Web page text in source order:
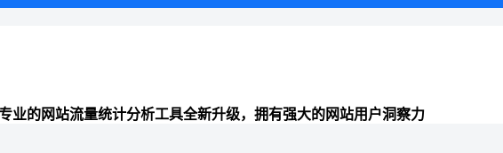
业的网站流量统计分析工具全新升级，拥有强大的网站用户洞察力